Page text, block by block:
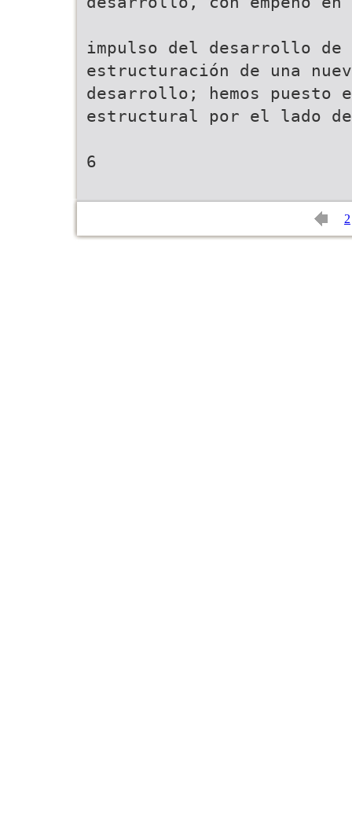
impulso del desarrollo
estructuración de una
desarrollo; hemos puesto
estructural por el lado
6
2